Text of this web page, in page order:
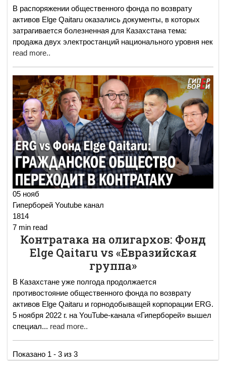
В распоряжении общественного фонда по возврату
активов Elge Qaitaru оказались документы, в которых
затрагивается болезненная для Казахстана тема:
продажа двух электростанций национального уровня нек
read more..
05 нояб
Гиперборей Youtube канал
1814
7 min read
Контратака на олигархов: Фонд
Elge Qaitaru vs «Евразийская
группа»
В Казахстане уже полгода продолжается
противостояние общественного фонда по возврату
активов Elge Qaitaru и горнодобыващей корпорации ERG.
5 ноября 2022 г. на YouTube-канала «Гиперборей» вышел
специал... read more..
Показано 1 - 3 из 3